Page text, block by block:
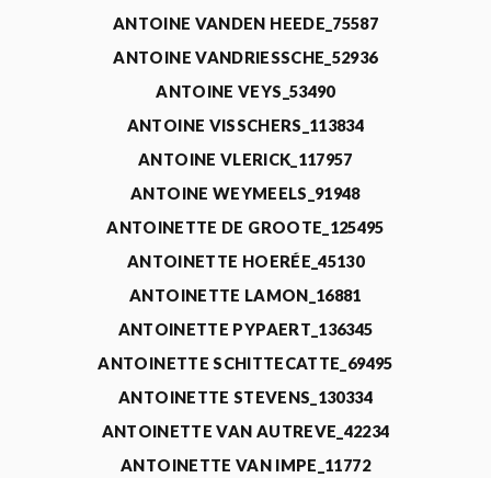
ANTOINE VANDEN HEEDE_75587
ANTOINE VANDRIESSCHE_52936
ANTOINE VEYS_53490
ANTOINE VISSCHERS_113834
ANTOINE VLERICK_117957
ANTOINE WEYMEELS_91948
ANTOINETTE DE GROOTE_125495
ANTOINETTE HOERÉE_45130
ANTOINETTE LAMON_16881
ANTOINETTE PYPAERT_136345
ANTOINETTE SCHITTECATTE_69495
ANTOINETTE STEVENS_130334
ANTOINETTE VAN AUTREVE_42234
ANTOINETTE VAN IMPE_11772